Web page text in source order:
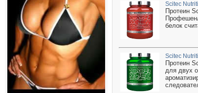
Scitec
Протеин
белок
Scitec
Протеин
для двух